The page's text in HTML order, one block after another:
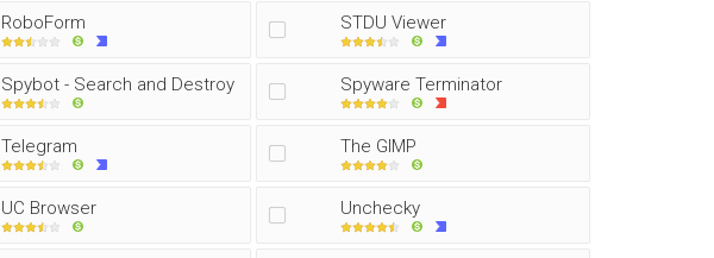
RoboForm STDU Viewer
Spybot - Search and Destroy Spyware Terminator
Telegram The GIMP
UC Browser Unchecky